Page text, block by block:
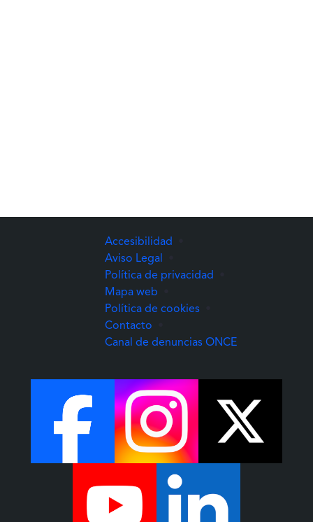
Accesibilidad
Aviso Legal
Política de privacidad
Mapa web
Política de cookies
Contacto
Canal de denuncias ONCE(Abre una